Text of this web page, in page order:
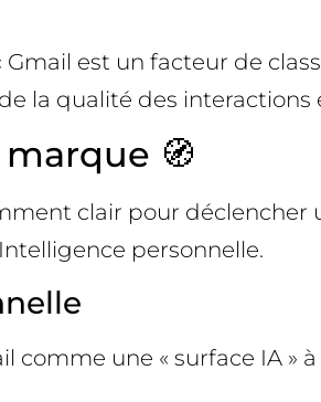
est un facteur de
la qualité des interactions
🧭
clair pour
personnelle.
comme une « surface IA »